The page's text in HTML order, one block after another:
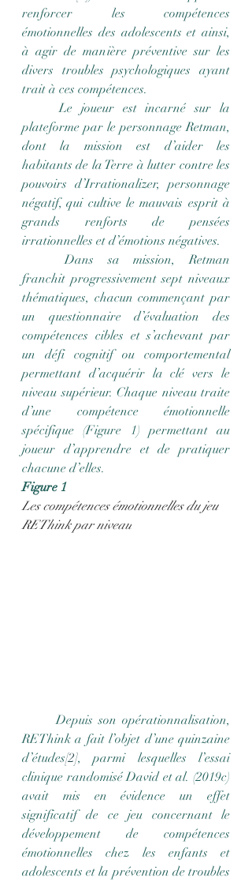
renforcer les compétences
émotionnelles des adolescents et ainsi,
à agir de manière préventive sur les
divers troubles psychologiques ayant
trait à ces compétences.
	Le joueur est incarné sur la
plateforme par le personnage Retman,
dont la mission est d’aider les
habitants de la Terre à lutter contre les
pouvoirs d’Irrationalizer, personnage
négatif, qui cultive le mauvais esprit à
grands renforts de pensées
irrationnelles et d’émotions négatives.
	Dans sa mission, Retman
franchit progressivement sept niveaux
thématiques, chacun commençant par
un questionnaire d’évaluation des
compétences cibles et s’achevant par
un défi cognitif ou comportemental
permettant d’acquérir la clé vers le
niveau supérieur. Chaque niveau traite
d’une compétence émotionnelle
spécifique (Figure 1) permettant au
joueur d’apprendre et de pratiquer
chacune d’elles.
Figure 1
Les compétences émotionnelles du jeu
REThink par niveau
	Depuis son opérationnalisation,
REThink a fait l’objet d’une quinzaine
d’études[2], parmi lesquelles l’essai
clinique randomisé David et al. (2019c)
avait mis en évidence un effet
significatif de ce jeu concernant le
développement de compétences
émotionnelles chez les enfants et
adolescents et la prévention de troubles